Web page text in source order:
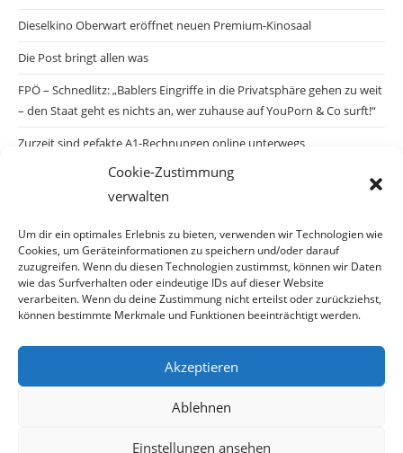
Cookie-Zustimmung
verwalten
Um dir ein optimales Erlebnis zu bieten, verwenden wir Technologien wie
Cookies, um Geräteinformationen zu speichern und/oder darauf
zuzugreifen. Wenn du diesen Technologien zustimmst, können wir Daten
wie das Surfverhalten oder eindeutige IDs auf dieser Website
verarbeiten. Wenn du deine Zustimmung nicht erteilst oder zurückziehst,
können bestimmte Merkmale und Funktionen beeinträchtigt werden.
Akzeptieren
Ablehnen
Einstellungen ansehen
Dieselkino Oberwart eröffnet neuen Premium-Kinosaal
Die Post bringt allen was
FPÖ – Schnedlitz: „Bablers Eingriffe in die Privatsphäre gehen zu weit
– den Staat geht es nichts an, wer zuhause auf YouPorn & Co surft!“
Zurzeit sind gefakte A1-Rechnungen online unterwegs
Salzburgs Juden und ihre Sicherheit: „Erst nach einem Anschlag wäre
die Gefahr endlich konkret!“
Biologisches Wunder in Ceuta
Ein vermeintliches Abschiebemärchen
Archiv